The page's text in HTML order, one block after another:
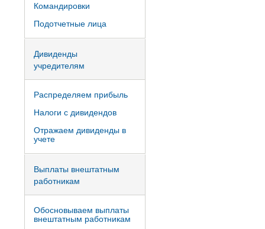
Командировки
Подотчетные лица
Дивиденды
учредителям
Распределяем прибыль
Налоги с дивидендов
Отражаем дивиденды в
учете
Выплаты внештатным
работникам
Обосновываем выплаты
внештатным работникам